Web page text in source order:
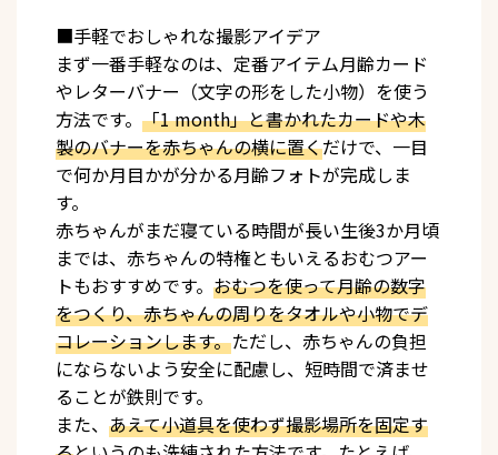
■手軽でおしゃれな撮影アイデア
まず一番手軽なのは、定番アイテム月齢カード
やレターバナー（文字の形をした小物）を使う
方法です。 「1 month」と書かれたカードや木
製のバナーを赤ちゃんの横に置くだけで、一目
で何か月目かが分かる月齢フォトが完成しま
す。
赤ちゃんがまだ寝ている時間が長い生後3か月頃
までは、赤ちゃんの特権ともいえるおむつアー
トもおすすめです。 おむつを使って月齢の数字
をつくり、赤ちゃんの周りをタオルや小物でデ
コレーションします。ただし、赤ちゃんの負担
にならないよう安全に配慮し、短時間で済ませ
ることが鉄則です。
また、 あえて小道具を使わず撮影場所を固定す